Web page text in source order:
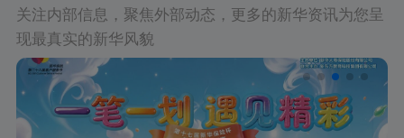
关注内部信息，聚焦外部动态，更多的新华资讯为您呈
现最真实的新华风貌